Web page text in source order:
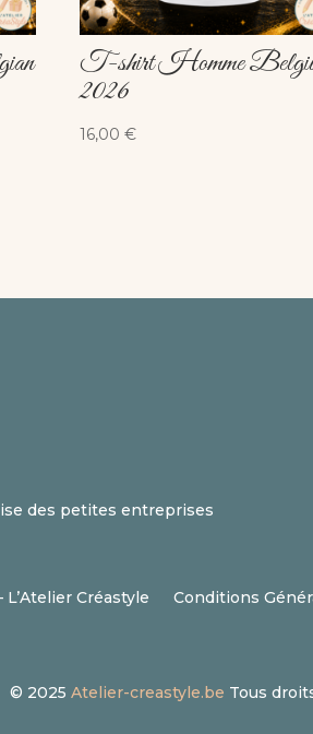
T-shirt Homme
2026
16,00€
des petites entreprises
Créastyle Conditions
© 2025 Atelier-creastyle.be Tous